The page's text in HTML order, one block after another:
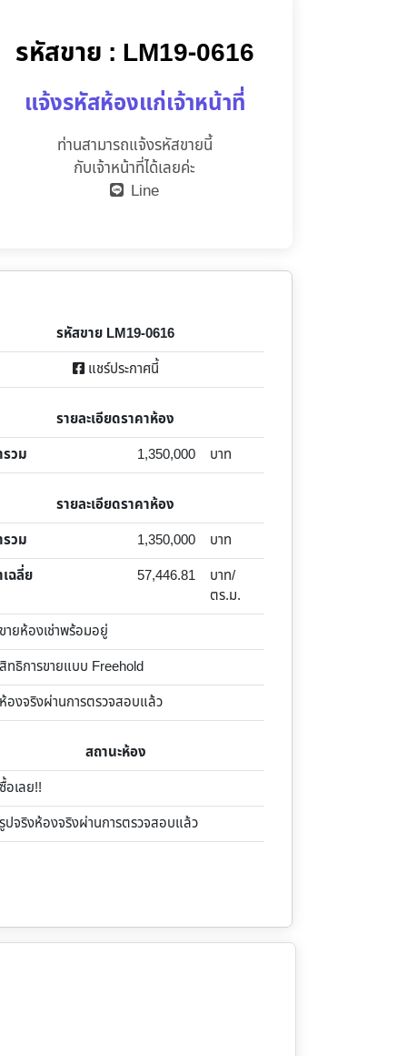
รหัสขาย : LM19-0616
แจ้งรหัสห้องแก่เจ้าหน้าที่
ท่านสามารถแจ้งรหัสขายนี้
กับเจ้าหน้าที่ได้เลยค่ะ
Line
รหัสขาย LM19-0616
แชร์ประกาศนี้
รายละเอียดราคาห้อง
รวม
1,350,000 บาท
รายละเอียดราคาห้อง
รวม
1,350,000
บาท
ฉลี่ย
57,446.81
บาท/
ตร.ม.
ยห้องเช่าพร้อมอยู่
ธิการขายแบบ Freehold
งจริงผ่านการตรวจสอบแล้ว
สถานะห้อง
เลย!!
ริงห้องจริงผ่านการตรวจสอบแล้ว